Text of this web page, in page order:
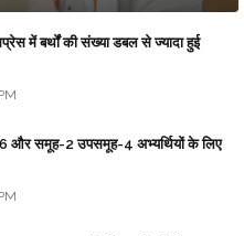
में बर्थों की संख्या डबल से ज्यादा हुई
और समूह-2 उपसमूह-4 अभ्यर्थियों के लिए